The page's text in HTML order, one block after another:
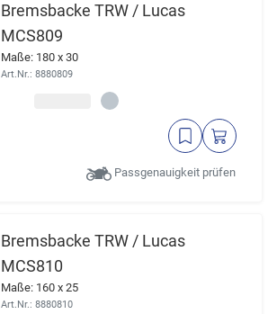
Bremsbacke TRW / Lucas
MCS809
Maße: 180 x 30
Art.Nr.: 8880809
Passgenauigkeit prüfen
Bremsbacke TRW / Lucas
MCS810
Maße: 160 x 25
Art.Nr.: 8880810